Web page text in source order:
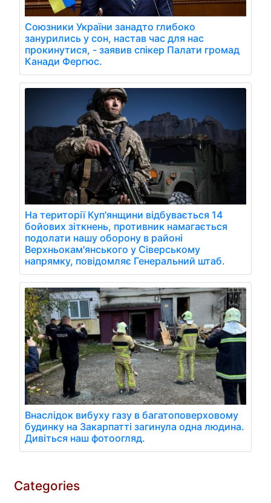
Союзники України занадто глибоко
занурились у сон, настав час для нас
прокинутися, - заявив спікер Палати громад
Канади Фергюс.
На території Куп'янщини відбувається 14
бойових зіткнень, противник намагається
подолати нашу оборону в районі
Верхньокам'янського у Сіверському
напрямку, повідомляє Генеральний штаб.
Внаслідок вибуху газу в багатоповерховому
будинку на Закарпатті загинула одна людина.
Дивіться наш фотоогляд.
Categories